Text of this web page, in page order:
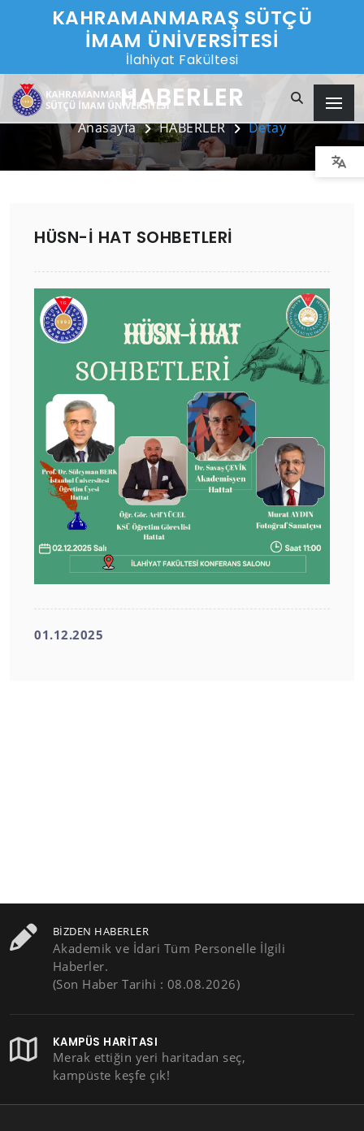
KAHRAMANMARAŞ SÜTÇÜ
İMAM ÜNİVERSİTESİ
İlahiyat Fakültesi
HABERLER
Anasayfa HABERLER Detay
HÜSN-İ HAT SOHBETLERİ
01.12.2025
BIZDEN HABERLER
Akademik ve İdari Tüm Personelle İlgili
Haberler.
(Son Haber Tarihi : 08.08.2026)
KAMPÜS HARITASI
Merak ettiğin yeri haritadan seç,
kampüste keşfe çık!